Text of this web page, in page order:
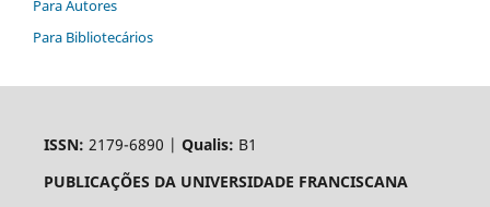
Para Autores
Para Bibliotecários
ISSN: 2179-6890 | Qualis: B1
PUBLICAÇÕES DA UNIVERSIDADE FRANCISCANA